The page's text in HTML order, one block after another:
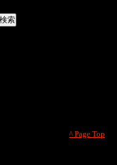
^ Page Top